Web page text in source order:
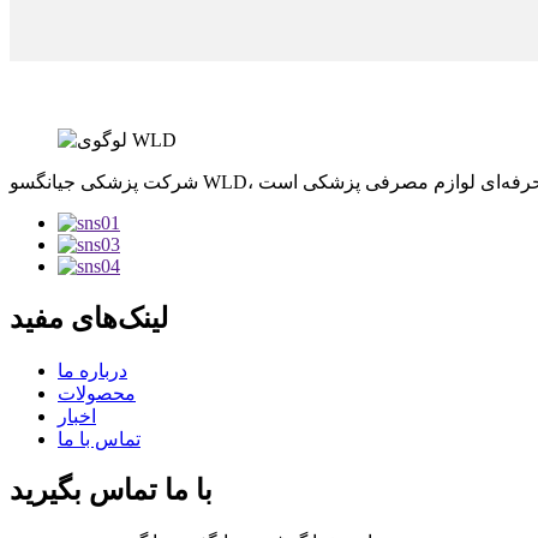
لینک‌های مفید
درباره ما
محصولات
اخبار
تماس با ما
با ما تماس بگیرید